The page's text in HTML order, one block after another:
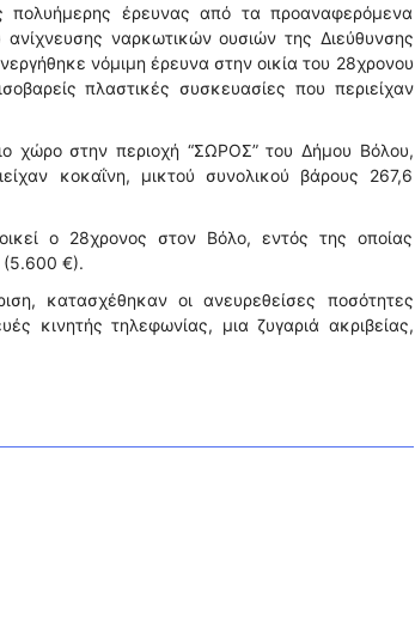
πολυήμερης έρευνας από τα προαναφερόμενα
ναρκωτικών ουσιών της Διεύθυνσης
νόμιμη έρευνα στην οικία του 28χρονου
πλαστικές συσκευασίες που περιείχαν
χώρο στην περιοχή “ΣΩΡΟΣ” του Δήμου Βόλου,
κοκαΐνη, μικτού συνολικού βάρους 267,6
ο 28χρονος στον Βόλο, εντός της οποίας
(5.600 €).
κατασχέθηκαν οι ανευρεθείσες ποσότητες
κινητής τηλεφωνίας, μια ζυγαριά ακριβείας,